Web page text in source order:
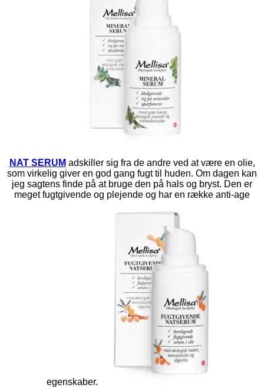
NAT SERUM adskiller sig fra de andre ved at være en olie,
som virkelig giver en god gang fugt til huden. Om dagen kan
jeg sagtens finde på at bruge den på hals og bryst. Den er
meget fugtgivende og plejende og har en række anti-age
egenskaber.